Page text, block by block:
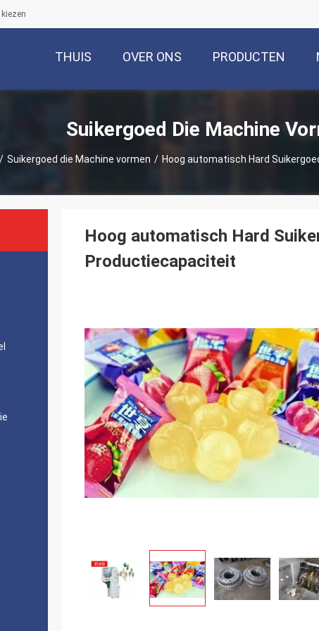
THUIS OVER ONS PRODUCTEN
Suikergoed Die Machine
/ Suikergoed die Machine vormen / Hoog automatisch Hard
Hoog automatisch Hard
Productiecapaciteit